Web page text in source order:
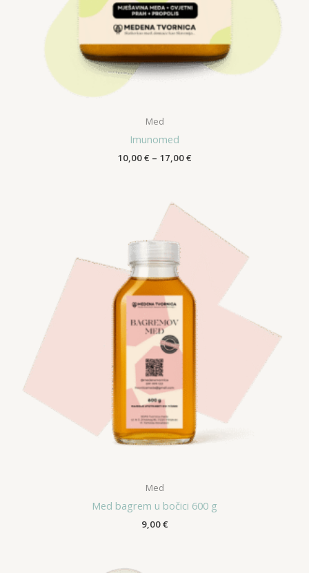
Med
Imunomed
10,00€ – 17,00€
17,00 €
Med
Med bagrem u bočici 600 g
9,00€